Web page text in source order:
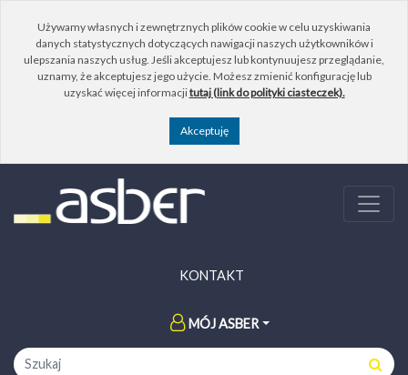
Używamy własnych i zewnętrznych plików cookie w celu uzyskiwania
danych statystycznych dotyczących nawigacji naszych użytkowników i
ulepszania naszych usług. Jeśli akceptujesz lub kontynuujesz przeglądanie,
uznamy, że akceptujesz jego użycie. Możesz zmienić konfigurację lub
uzyskać więcej informacjitutaj (link do polityki ciasteczek).
KONTAKT
MÓJ ASBER